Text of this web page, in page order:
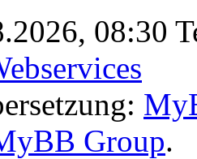
08:30
Group.